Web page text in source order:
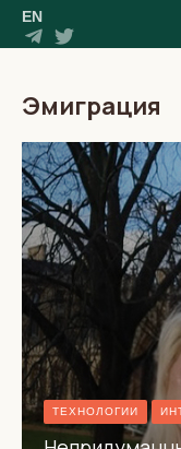
EN
Эмиграция
ТЕХНОЛОГИИ